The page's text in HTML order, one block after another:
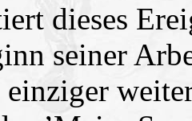
dieses
seiner
einziger